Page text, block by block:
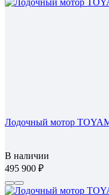
Лодочный мотор
В наличии
495 900